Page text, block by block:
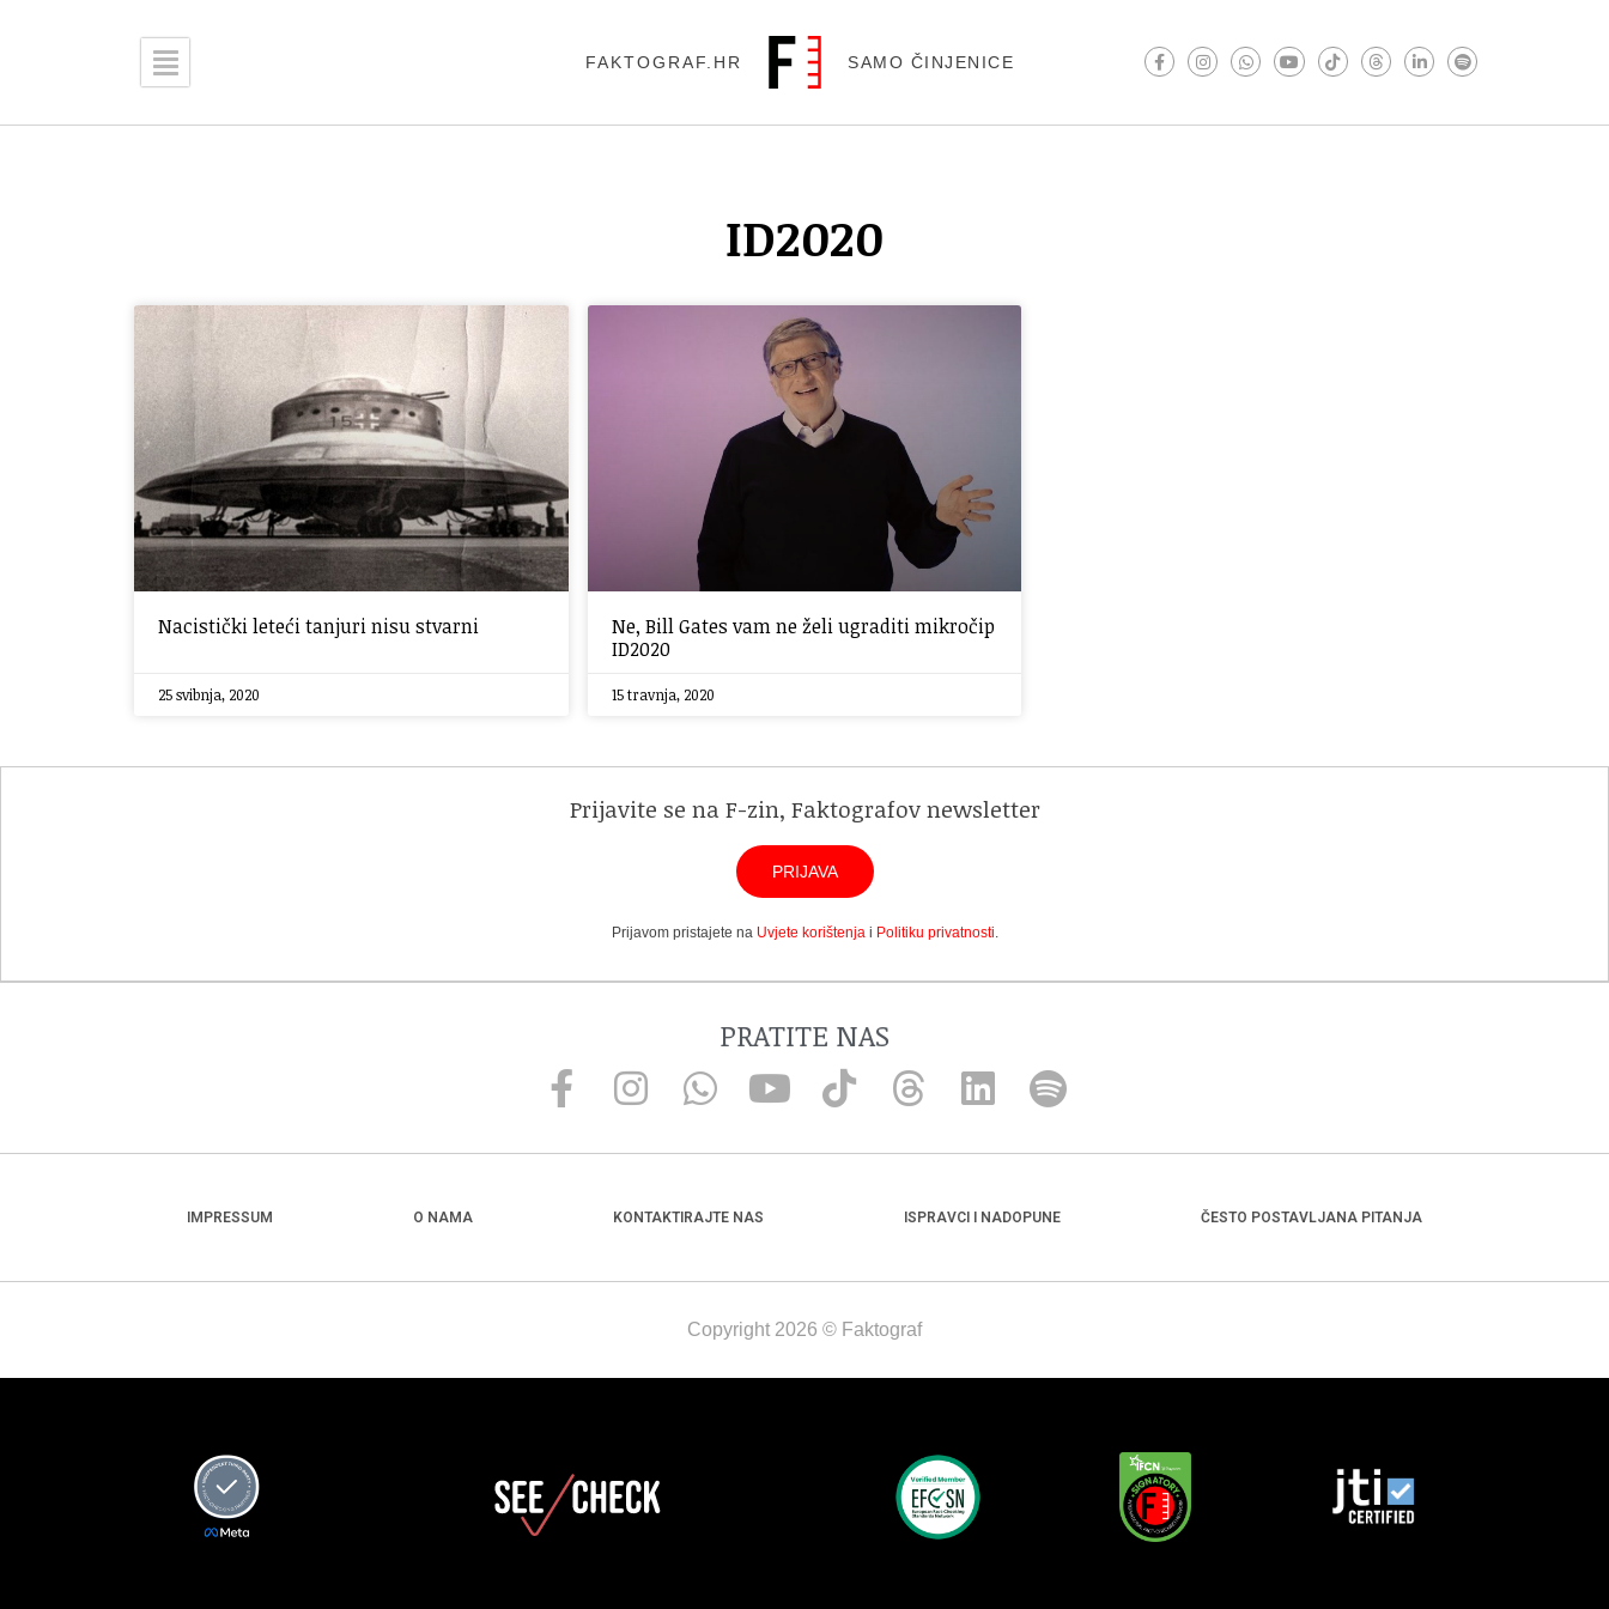
FAKTOGRAF.HR SAMO ČINJENICE
ID2020
Nacistički leteći tanjuri nisu stvarni
25 svibnja, 2020
Ne, Bill Gates vam ne želi ugraditi mikročip
ID2020
15 travnja, 2020
Prijavite se na F-zin, Faktografov newsletter
PRIJAVA
Prijavom pristajete na Uvjete korištenjai Politiku privatnosti.
PRATITE NAS
IMPRESSUM O NAMA KONTAKTIRAJTE NAS ISPRAVCI I NADOPUNE ČESTO POSTAVLJANA PITANJA
Copyright 2026 © Faktograf